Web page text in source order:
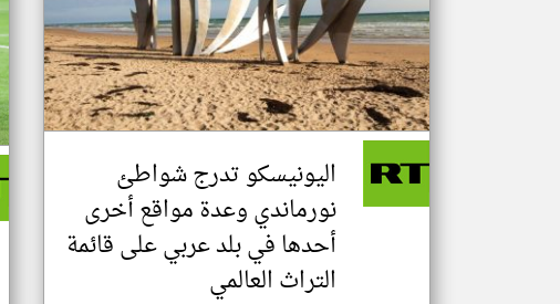
اليونيسكو تدرج شواطئ
نورماندي وعدة مواقع أخرى
أحدها في بلد عربي على قائمة
التراث العالمي